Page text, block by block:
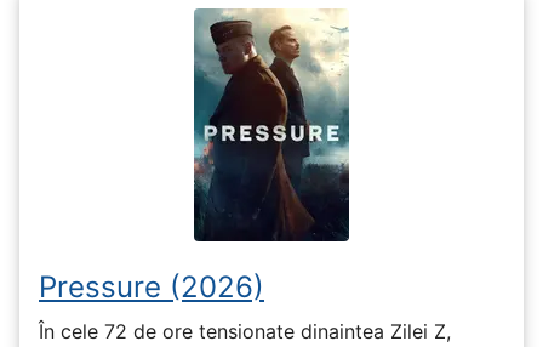
Pressure (2026)
În cele 72 de ore tensionate dinaintea Zilei Z,